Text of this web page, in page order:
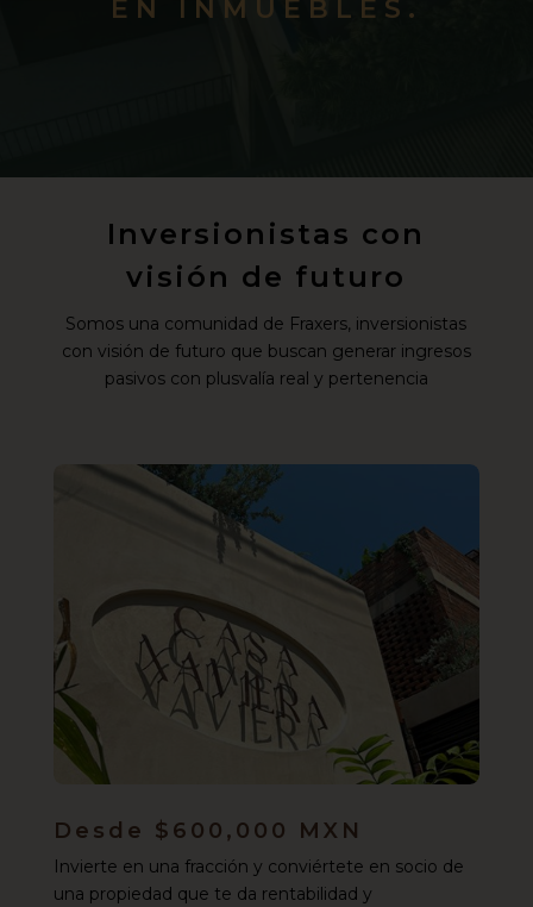
EN INMUEBLES.
Inversionistas con
visión de futuro
Somos una comunidad de Fraxers, inversionistas
con visión de futuro que buscan generar ingresos
pasivos con plusvalía real y pertenencia
Desde $600,000 MXN
Invierte en una fracción y conviértete en socio de
una propiedad que te da rentabilidad y